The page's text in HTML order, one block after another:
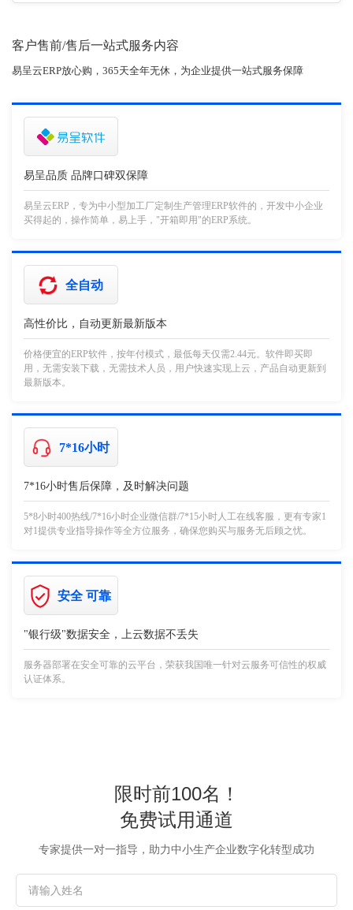
客户售前/售后一站式服务内容
易呈云ERP放心购，365天全年无休，为企业提供一站式服务保障
易呈品质 品牌口碑双保障
易呈云ERP，专为中小型加工厂定制生产管理ERP软件的，开发中小企业
买得起的，操作简单，易上手，"开箱即用"的ERP系统。
全自动
高性价比，自动更新最新版本
价格便宜的ERP软件，按年付模式，最低每天仅需2.44元。软件即买即
用，无需安装下载，无需技术人员，用户快速实现上云，产品自动更新到
最新版本。
7*16小时
7*16小时售后保障，及时解决问题
5*8小时400热线/7*16小时企业微信群/7*15小时人工在线客服，更有专家1
对1提供专业指导操作等全方位服务，确保您购买与服务无后顾之忧。
安全 可靠
"银行级"数据安全，上云数据不丢失
服务器部署在安全可靠的云平台，荣获我国唯一针对云服务可信性的权威
认证体系。
限时前100名！
免费试用通道
专家提供一对一指导，助力中小生产企业数字化转型成功